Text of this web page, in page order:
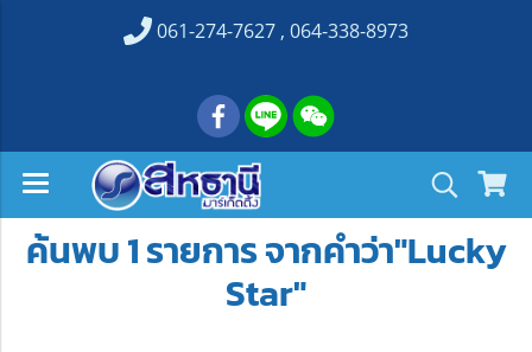
061-274-7627 , 064-338-8973
ค้นพบ 1 รายการ จากคำว่า"Lucky
Star"